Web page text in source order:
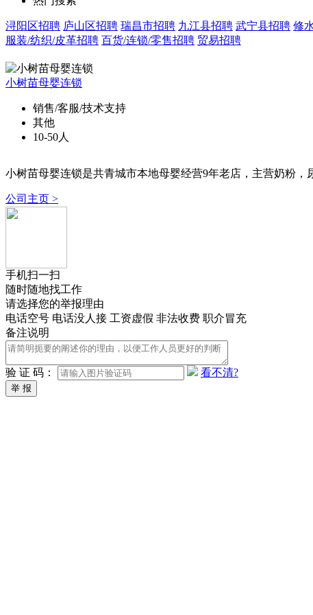
浔阳区招聘 庐山区招聘 瑞昌市招聘 九江县招聘 武宁县招聘 修
服装/纺织/皮革招聘 百货/连锁/零售招聘 贸易招聘
小树苗母婴连锁
销售/客服/技术支持
其他
10-50人
小树苗母婴连锁是共青城市本地母婴经营9年老店，主营奶粉
公司主页 >
手机扫一扫
随时随地找工作
请选择您的举报理由
电话空号 电话没人接 工资虚假 非法收费 职介冒充
备注说明
验 证 码： 看不清?